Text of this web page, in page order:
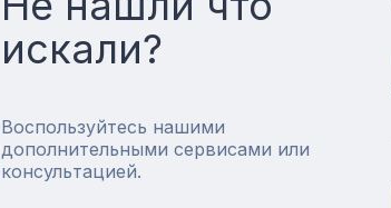
искали?
Воспользуйтесь нашими
дополнительными сервисами или
консультацией.